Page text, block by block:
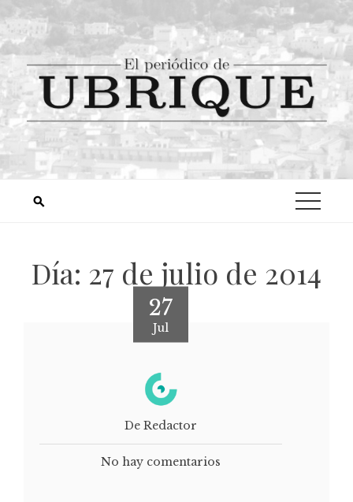
Día: 27 de julio de 2014
27
Jul
De Redactor
No hay comentarios